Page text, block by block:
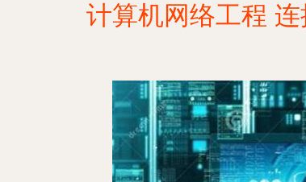
计算机网络工程